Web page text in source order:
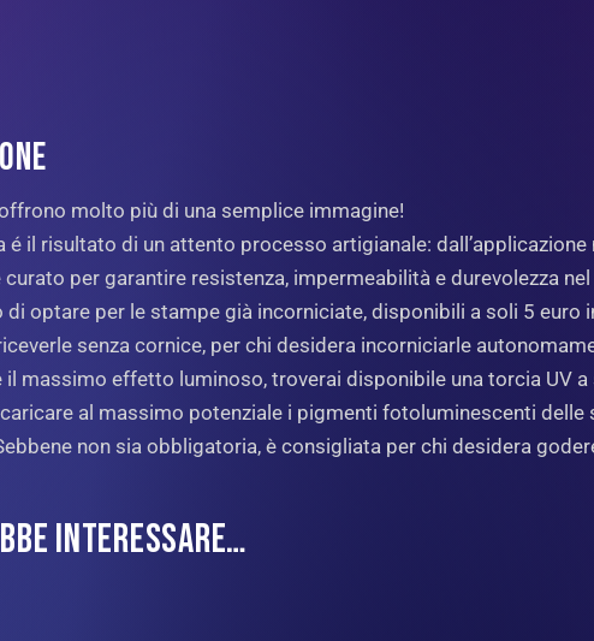
molto più di una semplice immagine!
é il risultato di un attento processo artigianale:
per garantire resistenza, impermeabilità e durevolezza
di optare per le stampe già incorniciate, disponibili a soli 5 euro
senza cornice, per chi desidera incorniciarle
il massimo effetto luminoso, troverai disponibile una torcia UV
al massimo potenziale i pigmenti fotoluminescenti
non sia obbligatoria, è consigliata per chi desidera
INTERESSARE…